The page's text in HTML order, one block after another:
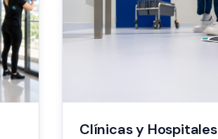
Clínicas y Hospitales